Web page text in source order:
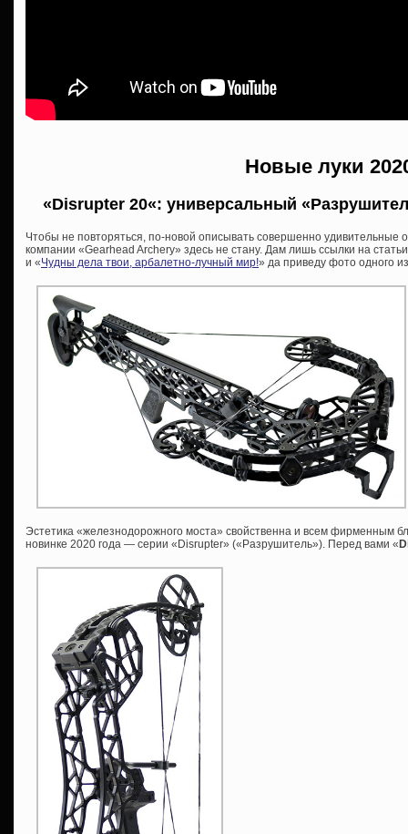
Новые луки
«Disrupter 20«: универсальный
Чтобы не повторяться, по-новой описывать совершенно удивительные
компании «Gearhead Archery» здесь не стану. Дам лишь ссылки на
и «Чудны дела твои, арбалетно-лучный мир!» да приведу фото одного
Эстетика «железнодорожного моста» свойственна и всем фирменным
новинке 2020 года — серии «Disrupter» («Разрушитель»). Перед вами «